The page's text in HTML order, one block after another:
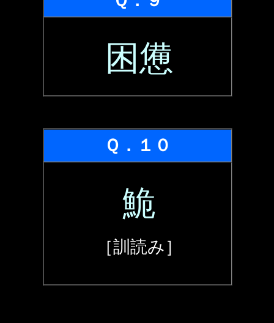
困憊
Ｑ．１０
鮠
［訓読み］